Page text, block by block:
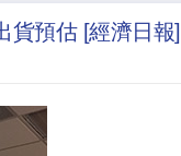
貨預估 [經濟日報]